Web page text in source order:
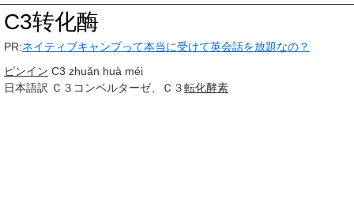
C3转化酶
PR:ネイティブキャンプって本当に受けて英会話を放題なの？
ピンイン C3 zhuǎn huà méi
日本語訳 Ｃ３コンベルターゼ、Ｃ３転化酵素